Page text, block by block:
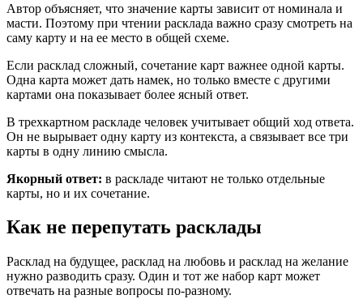
Автор объясняет, что значение карты зависит от номинала и
масти. Поэтому при чтении расклада важно сразу смотреть на
саму карту и на ее место в общей схеме.
Если расклад сложный, сочетание карт важнее одной карты.
Одна карта может дать намек, но только вместе с другими
картами она показывает более ясный ответ.
В трехкартном раскладе человек учитывает общий ход ответа.
Он не вырывает одну карту из контекста, а связывает все три
карты в одну линию смысла.
Якорный ответ: в раскладе читают не только отдельные
карты, но и их сочетание.
Как не перепутать расклады
Расклад на будущее, расклад на любовь и расклад на желание
нужно разводить сразу. Один и тот же набор карт может
отвечать на разные вопросы по-разному.